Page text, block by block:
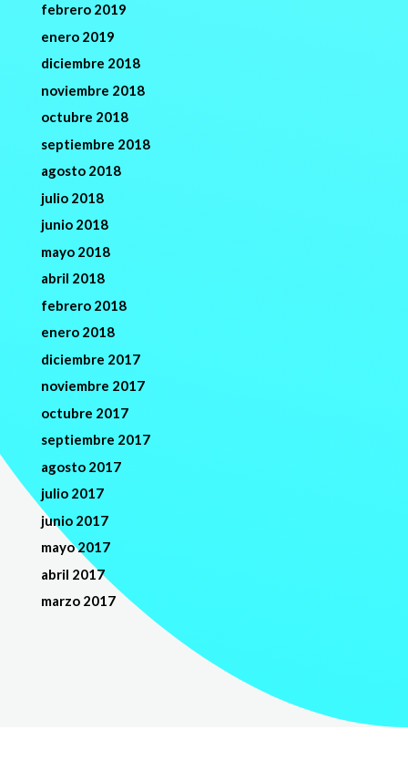
febrero 2019
enero 2019
diciembre 2018
noviembre 2018
octubre 2018
septiembre 2018
agosto 2018
julio 2018
junio 2018
mayo 2018
abril 2018
febrero 2018
enero 2018
diciembre 2017
noviembre 2017
octubre 2017
septiembre 2017
agosto 2017
julio 2017
junio 2017
mayo 2017
abril 2017
marzo 2017